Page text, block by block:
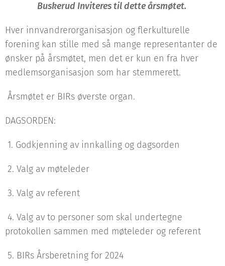
Buskerud Inviteres til dette årsmøtet.
Hver innvandrerorganisasjon og flerkulturelle
forening kan stille med så mange representanter de
ønsker på årsmøtet, men det er kun en fra hver
medlemsorganisasjon som har stemmerett.
Årsmøtet er BIRs øverste organ.
DAGSORDEN:
1. Godkjenning av innkalling og dagsorden
2. Valg av møteleder
3. Valg av referent
4. Valg av to personer som skal undertegne
protokollen sammen med møteleder og referent
5. BIRs Årsberetning for 2024